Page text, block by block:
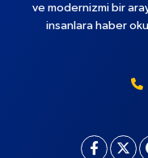
ve modernizmi bir
insanlara haber